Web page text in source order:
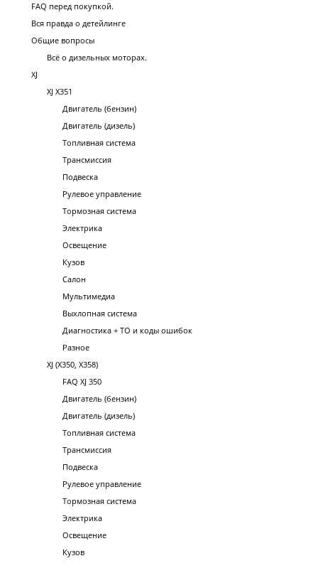
FAQ перед покупкой.
Вся правда о детейлинге
Общие вопросы
Всё о дизельных моторах.
XJ
XJ X351
Двигатель (бензин)
Двигатель (дизель)
Топливная система
Трансмиссия
Подвеска
Рулевое управление
Тормозная система
Электрика
Освещение
Кузов
Салон
Мультимедиа
Выхлопная система
Диагностика + ТО и коды ошибок
Разное
XJ (X350, X358)
FAQ XJ 350
Двигатель (бензин)
Двигатель (дизель)
Топливная система
Трансмиссия
Подвеска
Рулевое управление
Тормозная система
Электрика
Освещение
Кузов